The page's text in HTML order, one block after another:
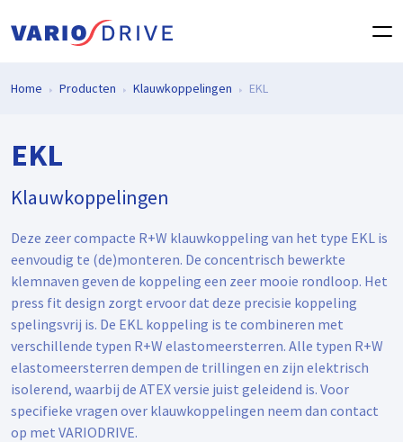
Home Producten Klauwkoppelingen EKL
EKL
Klauwkoppelingen
Deze zeer compacte R+W klauwkoppeling van het type EKL is
eenvoudig te (de)monteren. De concentrisch bewerkte
klemnaven geven de koppeling een zeer mooie rondloop. Het
press fit design zorgt ervoor dat deze precisie koppeling
spelingsvrij is. De EKL koppeling is te combineren met
verschillende typen R+W elastomeersterren. Alle typen R+W
elastomeersterren dempen de trillingen en zijn elektrisch
isolerend, waarbij de ATEX versie juist geleidend is. Voor
specifieke vragen over klauwkoppelingen neem dan contact
op met VARIODRIVE.